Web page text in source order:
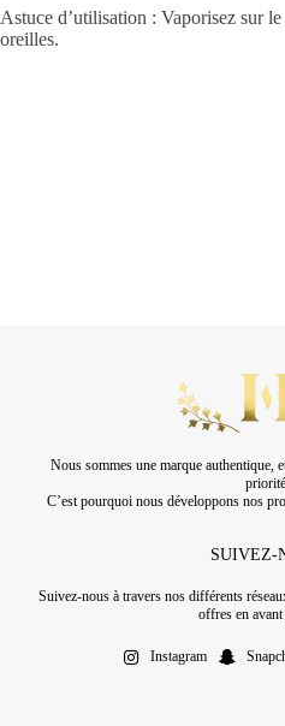
Astuce d’utilisation : Vaporisez sur
oreilles.
Nous sommes une marque authentique,
C’est pourquoi nous développons nos
SUIVEZ-
Suivez-nous à travers nos différents
offres en
Instagram